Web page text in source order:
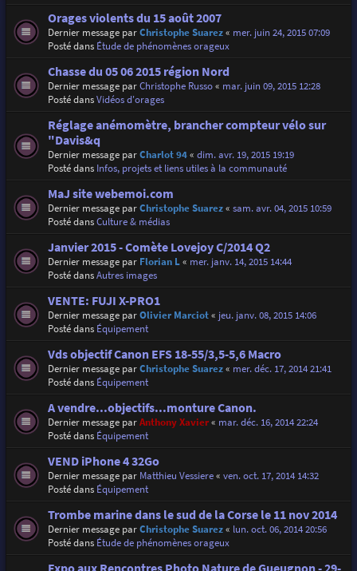
Orages violents du 15 août 2007
Dernier message parChristophe Suarez« mer. juin 24, 2015 07:09
Posté dans Étude de phénomènes orageux
Chasse du 05 06 2015 région Nord
Dernier message parChristophe Russo« mar. juin 09, 2015 12:28
Posté dansVidéos d'orages
Réglage anémomètre, brancher compteur vélo sur
"Davis&q
Dernier message parCharlot 94« dim. avr. 19, 2015 19:19
Posté dans Infos, projets et liens utiles à la communauté
MaJ site webemoi.com
Dernier message parChristophe Suarez« sam. avr. 04, 2015 10:59
Posté dansCulture & médias
Janvier 2015 - Comète Lovejoy C/2014 Q2
Dernier message par Florian L« mer. janv. 14, 2015 14:44
Posté dansAutres images
VENTE: FUJI X-PRO1
Dernier message parOlivier Marciot« jeu. janv. 08, 2015 14:06
Posté dans Équipement
Vds objectif Canon EFS 18-55/3,5-5,6 Macro
Dernier message parChristophe Suarez« mer. déc. 17, 2014 21:41
Posté dans Équipement
A vendre...objectifs...monture Canon.
Dernier message parAnthony Xavier« mar. déc. 16, 2014 22:24
Posté dans Équipement
VEND iPhone 4 32Go
Dernier message par Matthieu Vessiere« ven. oct. 17, 2014 14:32
Posté dans Équipement
Trombe marine dans le sud de la Corse le 11 nov 2014
Dernier message parChristophe Suarez« lun. oct. 06, 2014 20:56
Posté dans Étude de phénomènes orageux
Expo aux Rencontres Photo Nature de Gueugnon - 29-